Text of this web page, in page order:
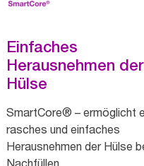
Einfaches
Herausnehmen der
Hülse
SmartCore® – ermöglicht
rasches und einfaches
Herausnehmen der Hülse
Nachfüllen